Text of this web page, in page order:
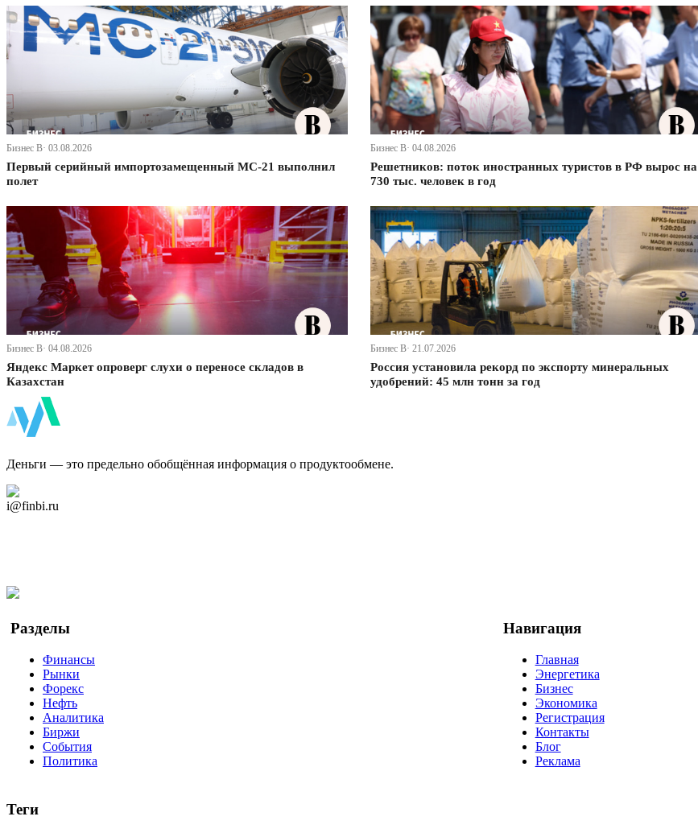
Бизнес В· 03.08.2026
Первый серийный импортозамещенный МС-21 выполнил
полет
Бизнес В· 04.08.2026
Решетников: поток иностранных туристов в РФ вырос на
730 тыс. человек в год
Бизнес В· 04.08.2026
Яндекс Маркет опроверг слухи о переносе складов в
Казахстан
Бизнес В· 21.07.2026
Россия установила рекорд по экспорту минеральных
удобрений: 45 млн тонн за год
Деньги — это предельно обобщённая информация о продуктообмене.
i@finbi.ru
Разделы
Финансы
Рынки
Форекс
Нефть
Аналитика
Биржи
События
Политика
Навигация
Главная
Энергетика
Бизнес
Экономика
Регистрация
Контакты
Блог
Реклама
Теги